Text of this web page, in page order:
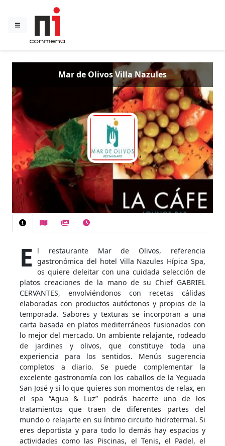
Mar de Olivos Villa Nazules
E
l restaurante Mar de Olivos, referencia
gastronómica del hotel Villa Nazules Hípica Spa,
os quiere deleitar con una cuidada selección de
platos creaciones de la mano de su Chief GABRIEL
CERVANTES, envolviéndonos con recetas cálidas
elaboradas con productos autóctonos y propios de la
temporada. Sabores y texturas se incorporan a una
carta basada en platos mediterráneos fusionados con
lo mejor del mercado. Un ambiente relajante, rodeado
de jardines y olivos, que constituye toda una
experiencia para los sentidos. Menús sugerencia
completos a diario. Se puede complementar la
excelente gastronomía con los caballos de la Yeguada
San José y si lo que quieres son momentos de relax, en
el spa “Agua & Luz” podrás hacerte uno de los
tratamientos que traen de diferentes partes del
mundo o relajarte en su íntimo circuito hidrotermal. Si
eres deportista y para todo lo demás hay espacios y
actividades como las Piscinas, el Tenis, el Padel, el